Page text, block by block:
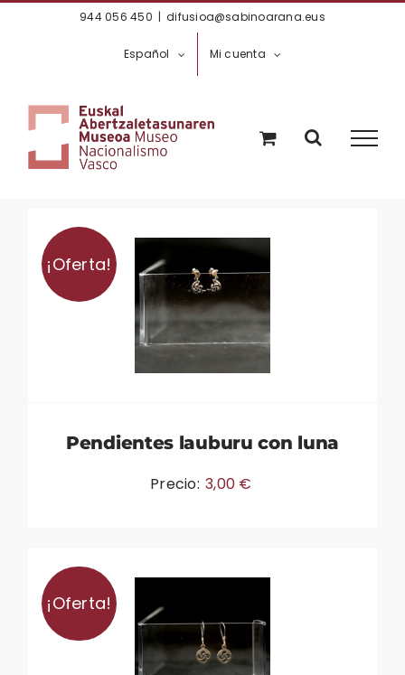
944 056 450 | difusioa@sabinoarana.eus
Español Mi cuenta
¡Oferta!
Pendientes lauburu con luna
Precio: 3,00 €
¡Oferta!